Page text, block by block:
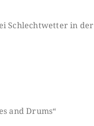
Schlechtwetter in der
and Drums“